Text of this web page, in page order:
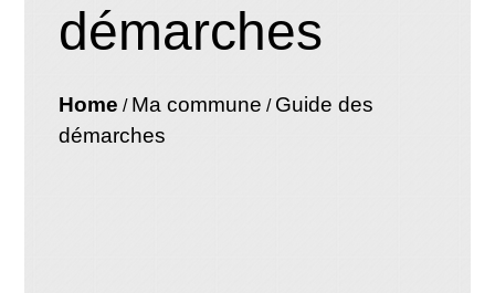
démarches
Home / Ma commune / Guide des
démarches